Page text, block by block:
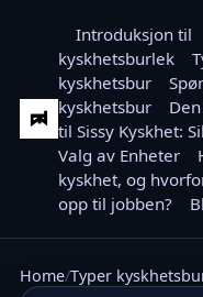
Introduksjon til
kyskhetsburlek
kyskhetsbur
kyskhetsbur
til Sissy Kyskhet:
Valg av Enheter
kyskhet, og
opp til jobben?
Home Typer